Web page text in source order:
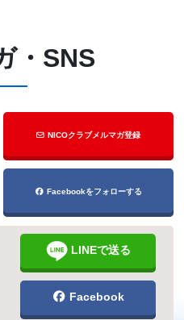
・SNS
NICOクラブメルマガ登録
Facebookをフォローする
LINEで送る
Facebook